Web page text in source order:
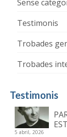
Sense
Testimonis
Trobades
Trobades
Testimonis
5 abril, 2026